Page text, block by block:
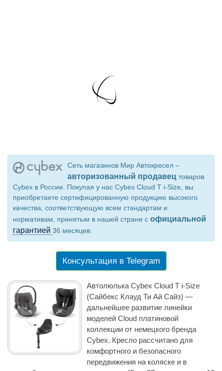
Сеть магазинов Мир Автокресел –
авторизованный продавец товаров
Cybex в России. Покупая у нас Cybex Cloud T i-Size, вы
приобретаете сертифицированную продукцию высокого
качества, соответствующую всем стандартам и
нормативам, принятым в нашей стране с официальной
гарантией 36 месяцев.
Консультация в Telegram
Автолюлька Cybex Cloud T i-Size
(Сайбекс Клауд Ти Ай Сайз) —
дальнейшее развитие линейки
моделей Cloud платиновой
коллекции от немецкого бренда
Cybex. Кресло рассчитано для
комфортного и безопасного
передвижения на коляске и в